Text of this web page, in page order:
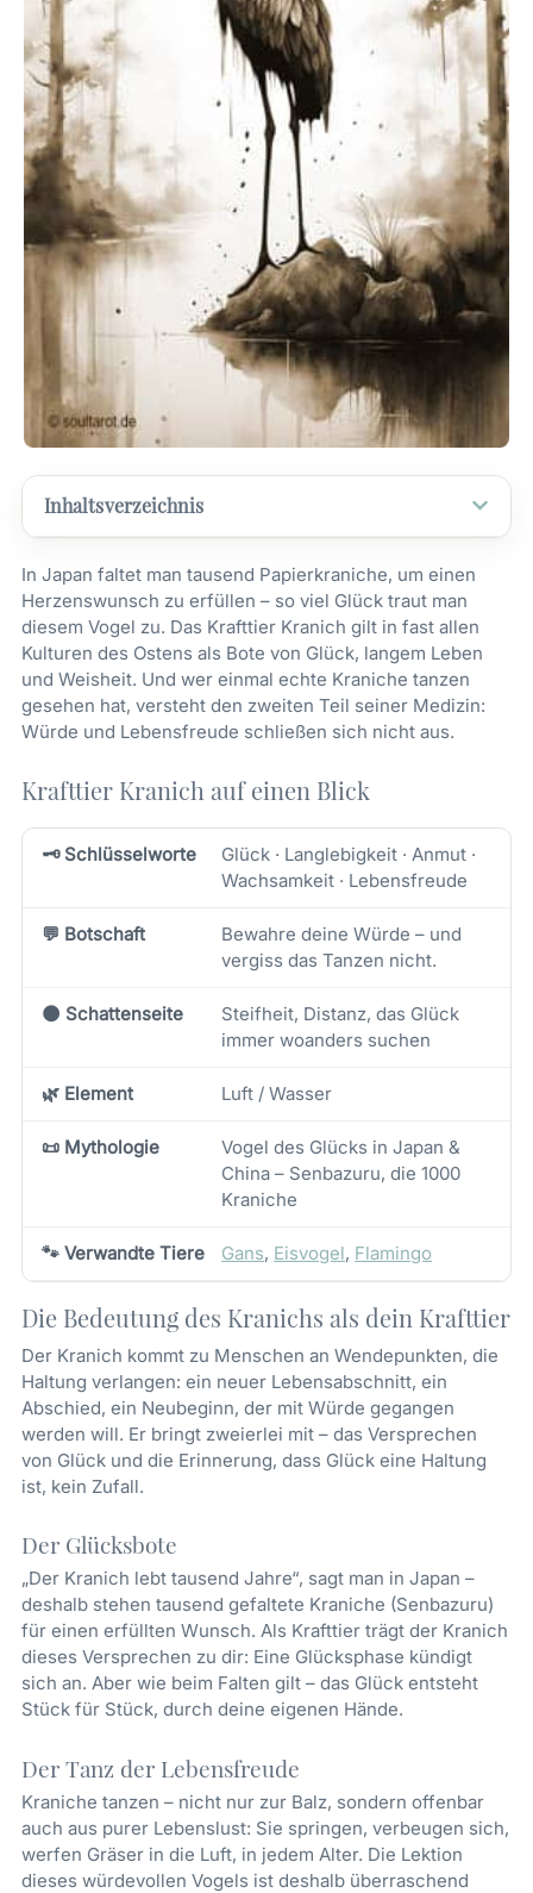
Inhaltsverzeichnis
In Japan faltet man tausend Papierkraniche, um einen
Herzenswunsch zu erfüllen – so viel Glück traut man
diesem Vogel zu. Das Krafttier Kranich gilt in fast allen
Kulturen des Ostens als Bote von Glück, langem Leben
und Weisheit. Und wer einmal echte Kraniche tanzen
gesehen hat, versteht den zweiten Teil seiner Medizin:
Würde und Lebensfreude schließen sich nicht aus.
Krafttier Kranich auf einen Blick
🗝️ Schlüsselworte
Glück · Langlebigkeit · Anmut ·
Wachsamkeit · Lebensfreude
💬 Botschaft
Bewahre deine Würde – und
vergiss das Tanzen nicht.
🌑 Schattenseite
Steifheit, Distanz, das Glück
immer woanders suchen
🌿 Element Luft / Wasser
📜 Mythologie
Vogel des Glücks in Japan &
China – Senbazuru, die 1000
Kraniche
🐾 Verwandte Tiere Gans, Eisvogel, Flamingo
Die Bedeutung des Kranichs als dein Krafttier
Der Kranich kommt zu Menschen an Wendepunkten, die
Haltung verlangen: ein neuer Lebensabschnitt, ein
Abschied, ein Neubeginn, der mit Würde gegangen
werden will. Er bringt zweierlei mit – das Versprechen
von Glück und die Erinnerung, dass Glück eine Haltung
ist, kein Zufall.
Der Glücksbote
„Der Kranich lebt tausend Jahre“, sagt man in Japan –
deshalb stehen tausend gefaltete Kraniche (Senbazuru)
für einen erfüllten Wunsch. Als Krafttier trägt der Kranich
dieses Versprechen zu dir: Eine Glücksphase kündigt
sich an. Aber wie beim Falten gilt – das Glück entsteht
Stück für Stück, durch deine eigenen Hände.
Der Tanz der Lebensfreude
Kraniche tanzen – nicht nur zur Balz, sondern offenbar
auch aus purer Lebenslust: Sie springen, verbeugen sich,
werfen Gräser in die Luft, in jedem Alter. Die Lektion
dieses würdevollen Vogels ist deshalb überraschend